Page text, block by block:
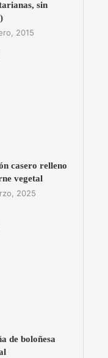
sin
2015
casero relleno
vegetal
2025
de boloñesa